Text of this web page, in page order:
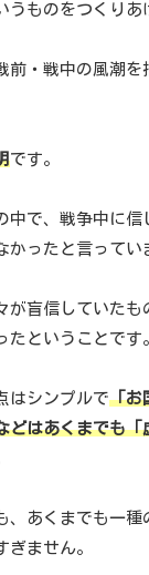
うものをつくりあ
前・戦中の風潮を
です。
中で、戦争中に信
かったと言ってい
が盲信していたも
たということです
はシンプルで「お
どはあくまでも「
、あくまでも一種
ぎません。